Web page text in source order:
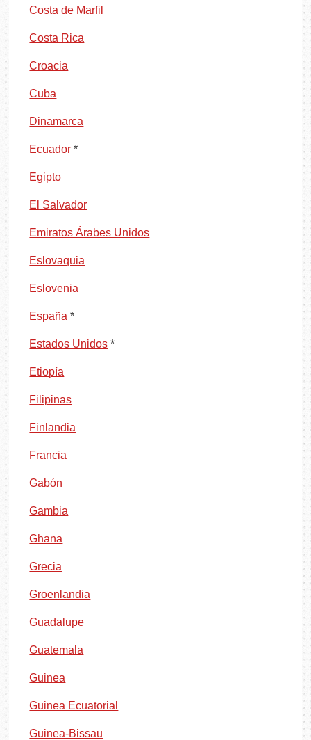
Costa de Marfil
Costa Rica
Croacia
Cuba
Dinamarca
Ecuador *
Egipto
El Salvador
Emiratos Árabes Unidos
Eslovaquia
Eslovenia
España *
Estados Unidos *
Etiopía
Filipinas
Finlandia
Francia
Gabón
Gambia
Ghana
Grecia
Groenlandia
Guadalupe
Guatemala
Guinea
Guinea Ecuatorial
Guinea-Bissau